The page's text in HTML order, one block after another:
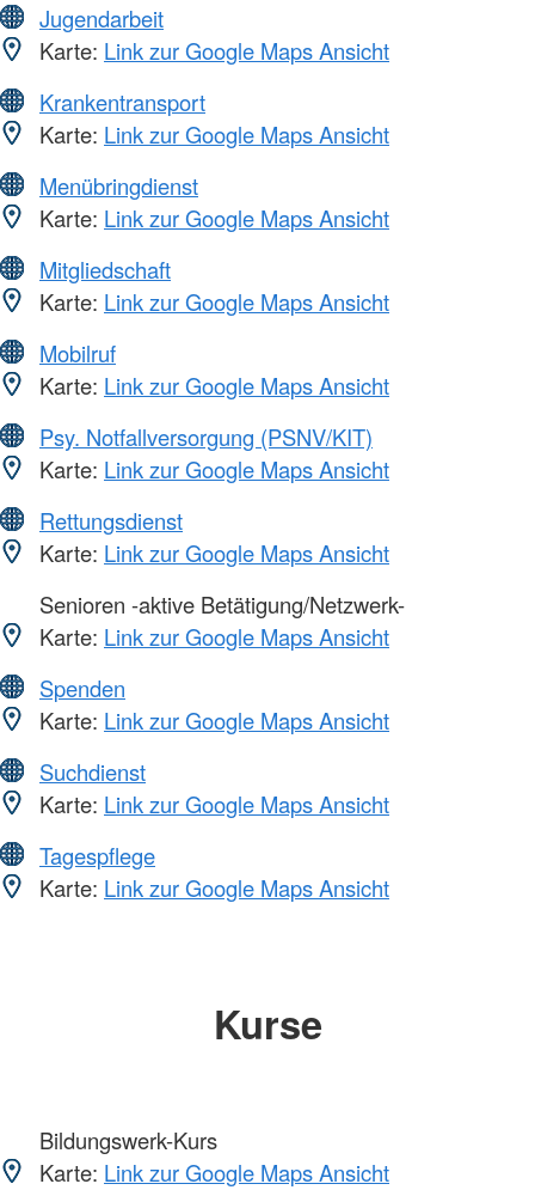
Jugendarbeit
Karte: Link zur Google Maps Ansicht
Krankentransport
Karte: Link zur Google Maps Ansicht
Menübringdienst
Karte: Link zur Google Maps Ansicht
Mitgliedschaft
Karte: Link zur Google Maps Ansicht
Mobilruf
Karte: Link zur Google Maps Ansicht
Psy. Notfallversorgung (PSNV/KIT)
Karte: Link zur Google Maps Ansicht
Rettungsdienst
Karte: Link zur Google Maps Ansicht
Senioren -aktive Betätigung/Netzwerk-
Karte: Link zur Google Maps Ansicht
Spenden
Karte: Link zur Google Maps Ansicht
Suchdienst
Karte: Link zur Google Maps Ansicht
Tagespflege
Karte: Link zur Google Maps Ansicht
Kurse
Bildungswerk-Kurs
Karte: Link zur Google Maps Ansicht